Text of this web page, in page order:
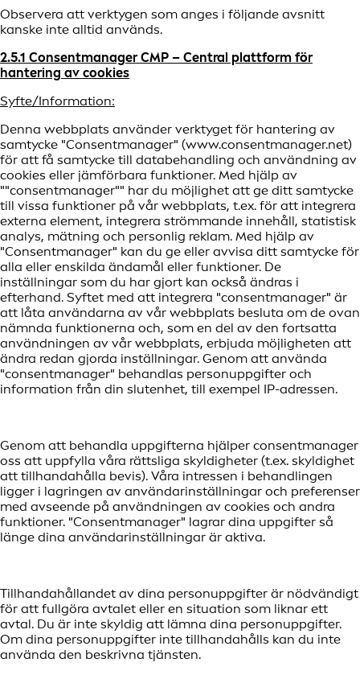
Observera att verktygen som anges i följande avsnitt
kanske inte alltid används.
2.5.1 Consentmanager CMP – Central plattform för
hantering av cookies
Syfte/Information:
Denna webbplats använder verktyget för hantering av
samtycke "Consentmanager" (www.consentmanager.net)
för att få samtycke till databehandling och användning av
cookies eller jämförbara funktioner. Med hjälp av
""consentmanager"" har du möjlighet att ge ditt samtycke
till vissa funktioner på vår webbplats, t.ex. för att integrera
externa element, integrera strömmande innehåll, statistisk
analys, mätning och personlig reklam. Med hjälp av
"Consentmanager" kan du ge eller avvisa ditt samtycke för
alla eller enskilda ändamål eller funktioner. De
inställningar som du har gjort kan också ändras i
efterhand. Syftet med att integrera "consentmanager" är
att låta användarna av vår webbplats besluta om de ovan
nämnda funktionerna och, som en del av den fortsatta
användningen av vår webbplats, erbjuda möjligheten att
ändra redan gjorda inställningar. Genom att använda
"consentmanager" behandlas personuppgifter och
information från din slutenhet, till exempel IP-adressen.
Genom att behandla uppgifterna hjälper consentmanager
oss att uppfylla våra rättsliga skyldigheter (t.ex. skyldighet
att tillhandahålla bevis). Våra intressen i behandlingen
ligger i lagringen av användarinställningar och preferenser
med avseende på användningen av cookies och andra
funktioner. "Consentmanager" lagrar dina uppgifter så
länge dina användarinställningar är aktiva.
Tillhandahållandet av dina personuppgifter är nödvändigt
för att fullgöra avtalet eller en situation som liknar ett
avtal. Du är inte skyldig att lämna dina personuppgifter.
Om dina personuppgifter inte tillhandahålls kan du inte
använda den beskrivna tjänsten.